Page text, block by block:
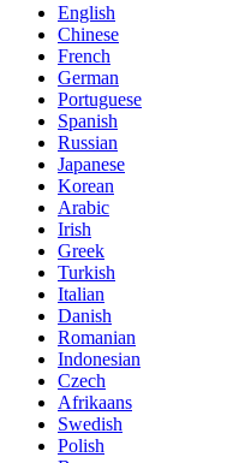
English
Chinese
French
German
Portuguese
Spanish
Russian
Japanese
Korean
Arabic
Irish
Greek
Turkish
Italian
Danish
Romanian
Indonesian
Czech
Afrikaans
Swedish
Polish